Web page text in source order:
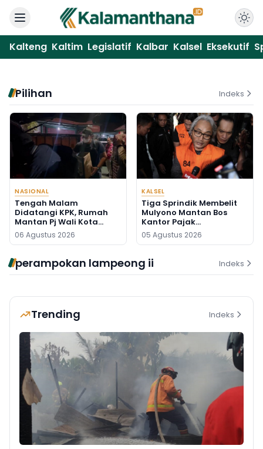
Kalteng Kaltim Legislatif Kalbar Kalsel Eksekutif
Pilihan Indeks
NASIONAL
Tengah Malam
Didatangi KPK, Rumah
Mantan Pj Wali Kota
Digeledah, Empat Koper
Dibawa
06 Agustus 2026
KALSEL
Tiga Sprindik Membelit
Mulyono Mantan Bos
Kantor Pajak
Banjarmasin
05 Agustus 2026
perampokan lampeong ii Indeks
Trending Indeks